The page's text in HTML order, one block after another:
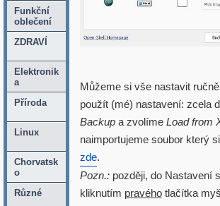
Funkční
oblečení
ZDRAVÍ
Elektronik
a
Příroda
Linux
Chorvatsk
o
Různé
Můžeme si vše nastavit
použít (mé) nastavení: zcela
Backupa zvolíme Load from
naimportujeme soubor který
zde.
Pozn.:později, do Nastavení
kliknutím pravéhotlačítka